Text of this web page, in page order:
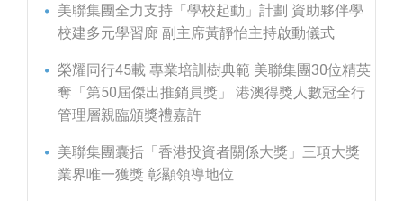
美聯集團全力支持「學校起動」計劃 資助夥伴學
校建多元學習廊 副主席黃靜怡主持啟動儀式
榮耀同行45載 專業培訓樹典範 美聯集團30位精英
奪「第50屆傑出推銷員獎」 港澳得獎人數冠全行
管理層親臨頒獎禮嘉許
美聯集團囊括「香港投資者關係大獎」三項大獎
業界唯一獲獎 彰顯領導地位